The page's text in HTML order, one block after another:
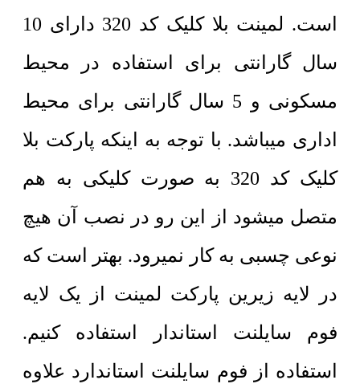
است. لمینت بلا کلیک کد 320 دارای 10
سال گارانتی برای استفاده در محیط
مسکونی و 5 سال گارانتی برای محیط
اداری میباشد. با توجه به اینکه پارکت بلا
کلیک کد 320 به صورت کلیکی به هم
متصل میشود از این رو در نصب آن هیچ
نوعی چسبی به کار نمیرود. بهتر است که
در لایه زیرین پارکت لمینت از یک لایه
فوم سایلنت استاندار استفاده کنیم.
استفاده از فوم سایلنت استاندارد علاوه